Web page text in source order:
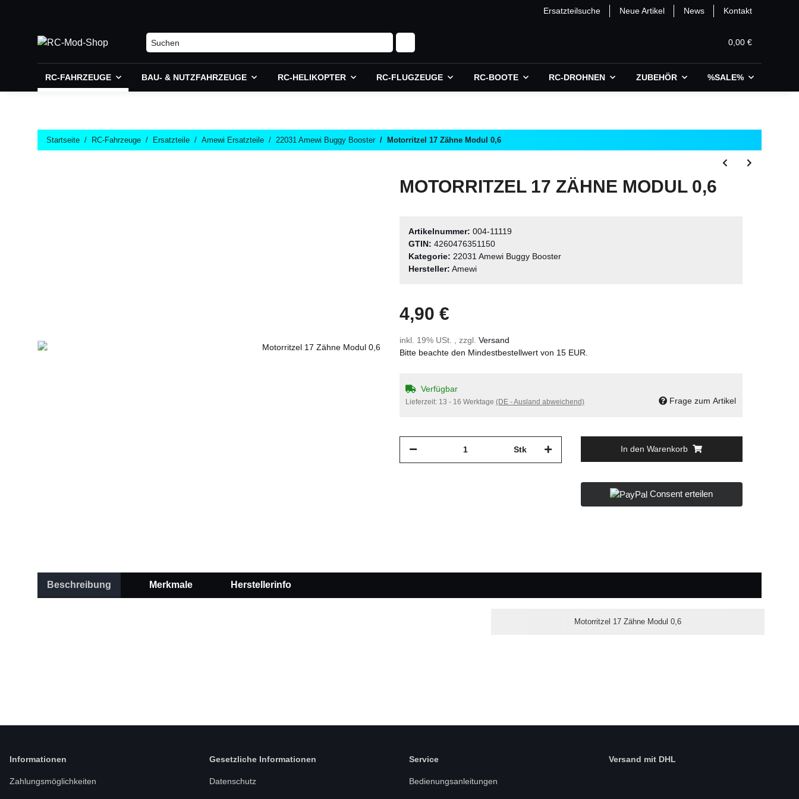
Ersatzteilsuche Neue Artikel News Kontakt
0,00 €
RC-FAHRZEUGE BAU- & NUTZFAHRZEUGE RC-HELIKOPTER RC-FLUGZEUGE RC-BOOTE RC-DROHNEN ZUBEHÖR %SALE%
Startseite RC-Fahrzeuge Ersatzteile Amewi Ersatzteile 22031 Amewi Buggy Booster Motorritzel 17 Zähne Modul 0,6
MOTORRITZEL 17 ZÄHNE MODUL 0,6
Artikelnummer: 004-11119
GTIN: 4260476351150
Kategorie: 22031 Amewi Buggy Booster
Hersteller: Amewi
4,90 €
inkl. 19% USt. , zzgl. Versand
Bitte beachte den Mindestbestellwert von 15 EUR.
Verfügbar
Lieferzeit: 13 - 16 Werktage (DE - Ausland abweichend) Frage zum Artikel
Stk In den Warenkorb
Consent erteilen
Beschreibung Merkmale Herstellerinfo
Motorritzel 17 Zähne Modul 0,6
Informationen
Zahlungsmöglichkeiten
Gesetzliche Informationen
Datenschutz
Service
Bedienungsanleitungen
Versand mit DHL